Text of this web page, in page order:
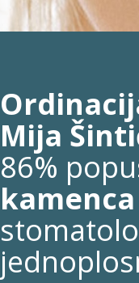
Mija
86%
kamenca